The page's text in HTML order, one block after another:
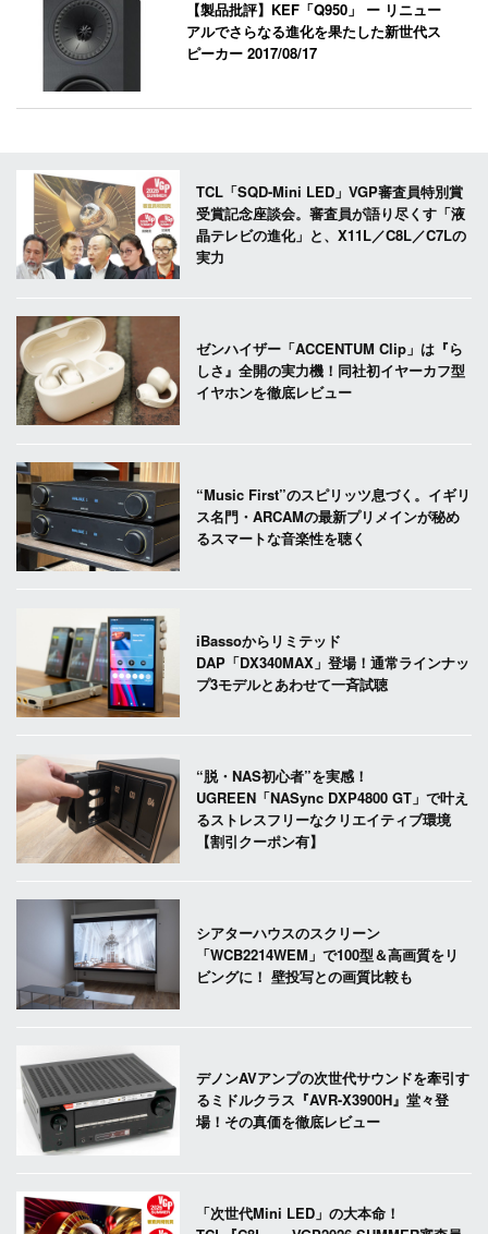
【製品批評】KEF「Q950」 ー リニュー
アルでさらなる進化を果たした新世代ス
ピーカー2017/08/17
TCL「SQD-Mini LED」VGP審査員特別賞
受賞記念座談会。審査員が語り尽くす「液
晶テレビの進化」と、X11L／C8L／C7Lの
実力
ゼンハイザー「ACCENTUM Clip」は『ら
しさ』全開の実力機！同社初イヤーカフ型
イヤホンを徹底レビュー
“Music First”のスピリッツ息づく。イギリ
ス名門・ARCAMの最新プリメインが秘め
るスマートな音楽性を聴く
iBassoからリミテッド
DAP「DX340MAX」登場！通常ラインナッ
プ3モデルとあわせて一斉試聴
“脱・NAS初心者”を実感！
UGREEN「NASync DXP4800 GT」で叶え
るストレスフリーなクリエイティブ環境
【割引クーポン有】
シアターハウスのスクリーン
「WCB2214WEM」で100型＆高画質をリ
ビングに！ 壁投写との画質比較も
デノンAVアンプの次世代サウンドを牽引す
るミドルクラス『AVR-X3900H』堂々登
場！その真価を徹底レビュー
「次世代Mini LED」の大本命！